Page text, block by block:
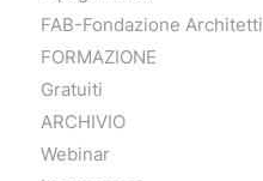
FAB-Fondazione
FORMAZIONE
Gratuiti
ARCHIVIO
Webinar